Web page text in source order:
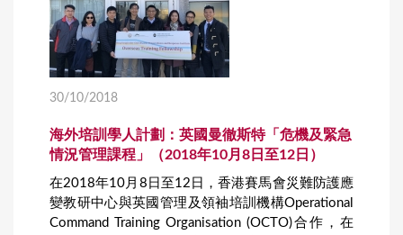
30/10/2018
海外培訓學人計劃：英國曼徹斯特「危機及緊急
情況管理課程」（2018年10月8日至12日）
在2018年10月8日至12日，香港賽馬會災難防護應
變教研中心與英國管理及領袖培訓機構Operational
Command Training Organisation (OCTO)合作，在